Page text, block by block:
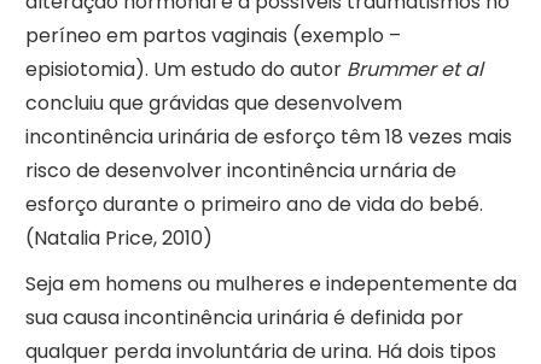
períneo em partos vaginais (exemplo –
episiotomia). Um estudo do autor Brummer et al
concluiu que grávidas que desenvolvem
incontinência urinária de esforço têm 18 vezes mais
risco de desenvolver incontinência urnária de
esforço durante o primeiro ano de vida do bebé.
(Natalia Price, 2010)
Seja em homens ou mulheres e indepentemente da
sua causa incontinência urinária é definida por
qualquer perda involuntária de urina. Há dois tipos